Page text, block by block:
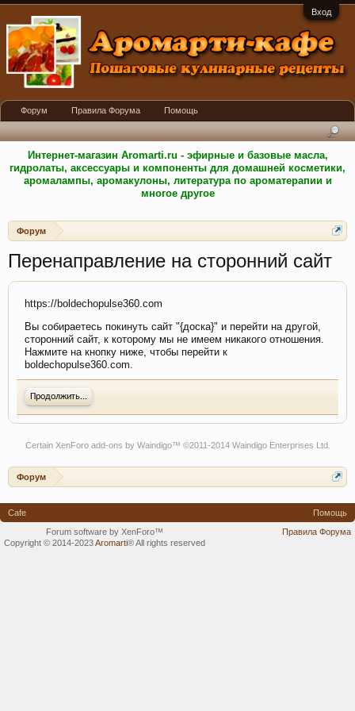
Вход
Интернет-магазин Aromarti.ru - эфирные и базовые масла,
гидролаты, аксессуары и компоненты для домашней косметики,
аромалампы, аромакулоны, литература по ароматерапии и
многое другое
Форум
Перенаправление на сторонний сайт
https://boldechopulse360.com
Вы собираетесь покинуть сайт "{доска}" и перейти на другой,
сторонний сайт, к которому мы не имеем никакого отношения.
Нажмите на кнопку ниже, чтобы перейти к
boldechopulse360.com.
Продолжить...
Certain XenForo add-ons by Waindigo™ ©2011-2014 Waindigo Enterprises Ltd.
Форум
Форум Правила Форума Помощь
Cafe
Помощь
Правила Форума
Forum software by XenForo™
Copyright © 2014-2023Aromarti®All rights reserved